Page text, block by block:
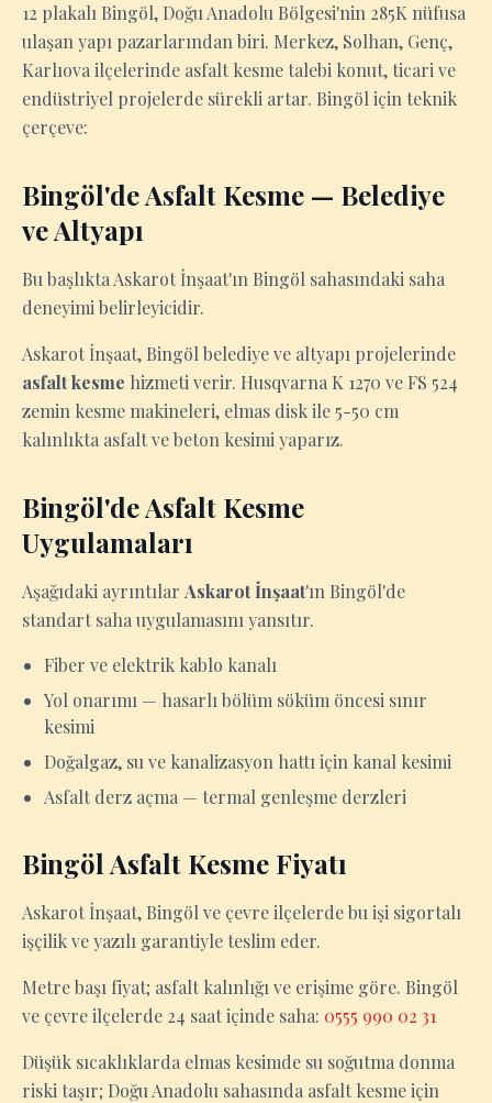
12 plakalı Bingöl, Doğu Anadolu Bölgesi'nin 285K nüfusa
ulaşan yapı pazarlarından biri. Merkez, Solhan, Genç,
Karlıova ilçelerinde asfalt kesme talebi konut, ticari ve
endüstriyel projelerde sürekli artar. Bingöl için teknik
çerçeve:
Bingöl'de Asfalt Kesme — Belediye
ve Altyapı
Bu başlıkta Askarot İnşaat'ın Bingöl sahasındaki saha
deneyimi belirleyicidir.
Askarot İnşaat, Bingöl belediye ve altyapı projelerinde
asfalt kesme hizmeti verir. Husqvarna K 1270 ve FS 524
zemin kesme makineleri, elmas disk ile 5-50 cm
kalınlıkta asfalt ve beton kesimi yaparız.
Bingöl'de Asfalt Kesme
Uygulamaları
Aşağıdaki ayrıntılar Askarot İnşaat'ın Bingöl'de
standart saha uygulamasını yansıtır.
Fiber ve elektrik kablo kanalı
Yol onarımı — hasarlı bölüm söküm öncesi sınır
kesimi
Doğalgaz, su ve kanalizasyon hattı için kanal kesimi
Asfalt derz açma — termal genleşme derzleri
Bingöl Asfalt Kesme Fiyatı
Askarot İnşaat, Bingöl ve çevre ilçelerde bu işi sigortalı
işçilik ve yazılı garantiyle teslim eder.
Metre başı fiyat; asfalt kalınlığı ve erişime göre. Bingöl
ve çevre ilçelerde 24 saat içinde saha: 0555 990 02 31
Düşük sıcaklıklarda elmas kesimde su soğutma donma
riski taşır; Doğu Anadolu sahasında asfalt kesme için